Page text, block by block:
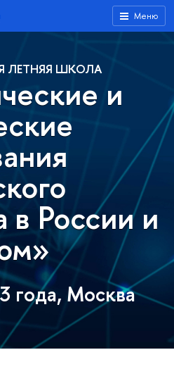
Меню
ЛЕТНЯЯ ШКОЛА
и
в России и
года, Москва